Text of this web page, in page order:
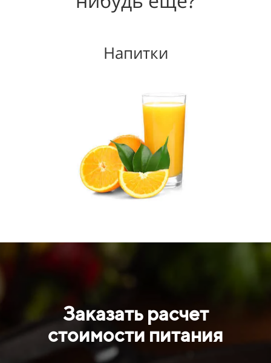
Напитки
Заказать расчет
стоимости питания